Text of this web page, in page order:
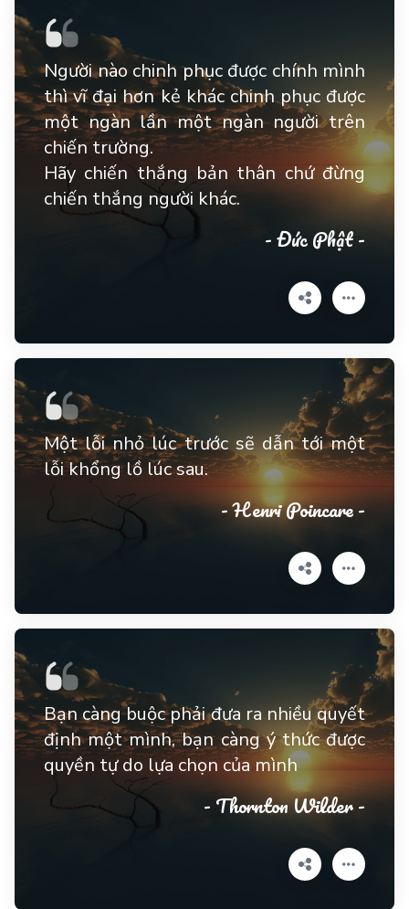
Người nào chinh phục được chính mình
thì vĩ đại hơn kẻ khác chinh phục được
một ngàn lần một ngàn người trên
chiến trường.
Hãy chiến thắng bản thân chứ đừng
chiến thắng người khác.
- Đức Phật -
Một lỗi nhỏ lúc trước sẽ dẫn tới một
lỗi khổng lồ lúc sau.
- Henri Poincare -
Bạn càng buộc phải đưa ra nhiều quyết
định một mình, bạn càng ý thức được
quyền tự do lựa chọn của mình
- Thornton Wilder -